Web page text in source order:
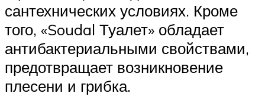
сантехнических условиях. Кроме
того, «Soudal Туалет» обладает
антибактериальными свойствами,
предотвращает возникновение
плесени и грибка.